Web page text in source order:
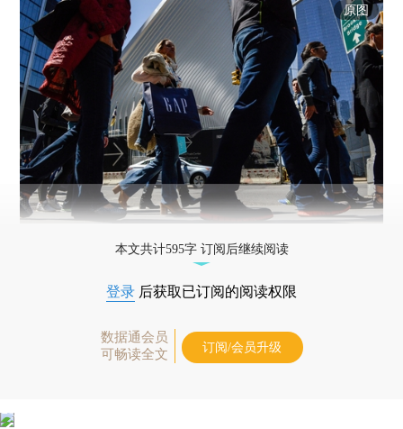
原图
本文共计595字 订阅后继续阅读
登录 后获取已订阅的阅读权限
数据通会员
可畅读全文
订阅/会员升级